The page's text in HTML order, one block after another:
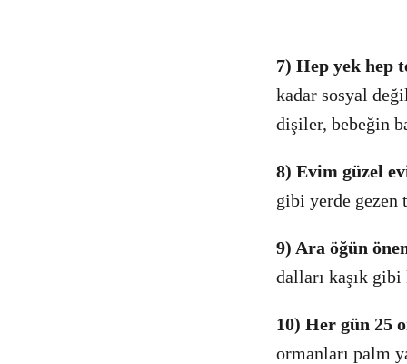
7) Hep yek hep
kadar sosyal
dişiler, bebeğin
8) Evim güzel
gibi yerde gezen
9) Ara öğün
dalları kaşık
10) Her gün 25
ormanları palm